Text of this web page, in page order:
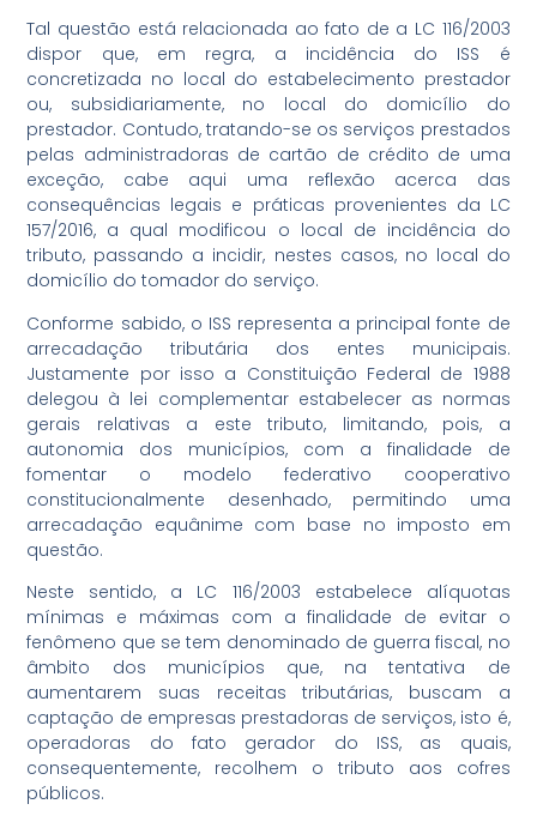
Tal questão está relacionada ao fato de a LC 116/2003
dispor que, em regra, a incidência do ISS é
concretizada no local do estabelecimento prestador
ou, subsidiariamente, no local do domicílio do
prestador. Contudo, tratando-se os serviços prestados
pelas administradoras de cartão de crédito de uma
exceção, cabe aqui uma reflexão acerca das
consequências legais e práticas provenientes da LC
157/2016, a qual modificou o local de incidência do
tributo, passando a incidir, nestes casos, no local do
domicílio do tomador do serviço.
Conforme sabido, o ISS representa a principal fonte de
arrecadação tributária dos entes municipais.
Justamente por isso a Constituição Federal de 1988
delegou à lei complementar estabelecer as normas
gerais relativas a este tributo, limitando, pois, a
autonomia dos municípios, com a finalidade de
fomentar o modelo federativo cooperativo
constitucionalmente desenhado, permitindo uma
arrecadação equânime com base no imposto em
questão.
Neste sentido, a LC 116/2003 estabelece alíquotas
mínimas e máximas com a finalidade de evitar o
fenômeno que se tem denominado de guerra fiscal, no
âmbito dos municípios que, na tentativa de
aumentarem suas receitas tributárias, buscam a
captação de empresas prestadoras de serviços, isto é,
operadoras do fato gerador do ISS, as quais,
consequentemente, recolhem o tributo aos cofres
públicos.